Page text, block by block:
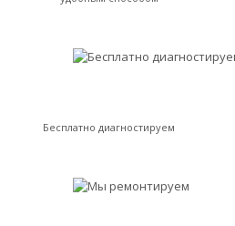
Бесплатно диагностируем